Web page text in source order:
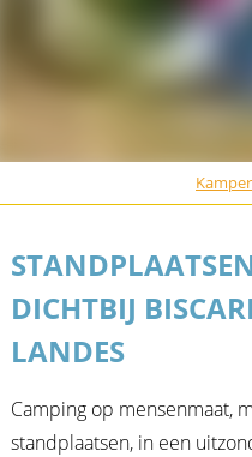
DICHTBIJ
LANDES
Camping op mensenmaat,
standplaatsen, in een